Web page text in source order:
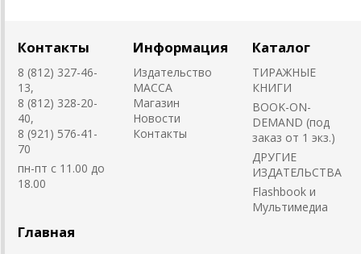
Контакты
8 (812) 327-46-
13,
8 (812) 328-20-
40,
8 (921) 576-41-
70
пн-пт с 11.00 до
18.00
Информация
Издательство
MACCA
Магазин
Новости
Контакты
Каталог
ТИРАЖНЫЕ
КНИГИ
BOOK-ON-
DEMAND (под
заказ от 1 экз.)
ДРУГИЕ
ИЗДАТЕЛЬСТВА
Flashbook и
Мультимедиа
Главная